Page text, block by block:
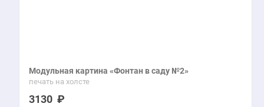
Модульная картина «Фонтан в саду №2»
печать на холсте
3130